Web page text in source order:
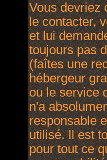
Vous devriez
le contacter,
et lui
toujours pas
(faîtes une
hébergeur
ou le service
n'a
responsable
utilisé. Il est
pour tout ce